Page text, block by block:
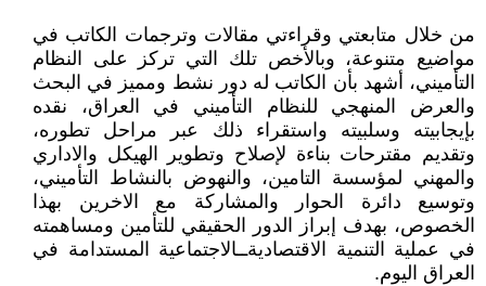
من خلال متابعتي وقراءتي مقالات وترجمات الكاتب في
مواضيع متنوعة، وبالأخص تلك التي تركز على النظام
التأميني، أشهد بأن الكاتب له دور نشط ومميز في البحث
والعرض المنهجي للنظام التأميني في العراق، نقده
بإيجابيته وسلبيته واستقراء ذلك عبر مراحل تطوره،
وتقديم مقترحات بناءة لإصلاح وتطوير الهيكل والاداري
والمهني لمؤسسة التامين، والنهوض بالنشاط التأميني،
وتوسيع دائرة الحوار والمشاركة مع الاخرين بهذا
الخصوص، بهدف إبراز الدور الحقيقي للتأمين ومساهمته
في عملية التنمية الاقتصاديةــالاجتماعية المستدامة في
العراق اليوم.